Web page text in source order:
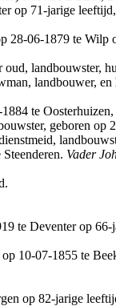
op 71-jarige leeftijd,
28-06-1879 te Wilp
oud, landbouwster,
landbouwer, en
te
geboren
Vader
te Deventer op
10-07-1855 te
op 82-jarige